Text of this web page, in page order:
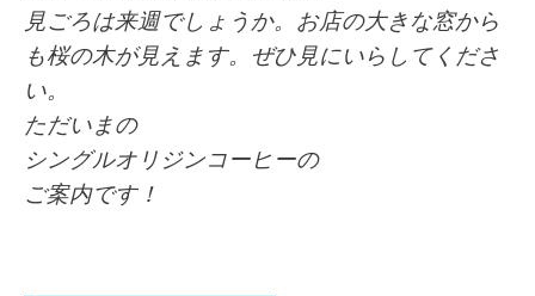
見ごろは来週でしょうか。お店の大きな窓から
も桜の木が見えます。ぜひ見にいらしてくださ
い。
ただいまの
シングルオリジンコーヒーの
ご案内です！